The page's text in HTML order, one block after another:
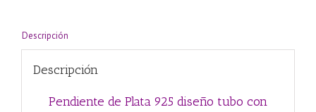
25
Descripción
Descripción
Pendiente de Plata 925 diseño tubo con